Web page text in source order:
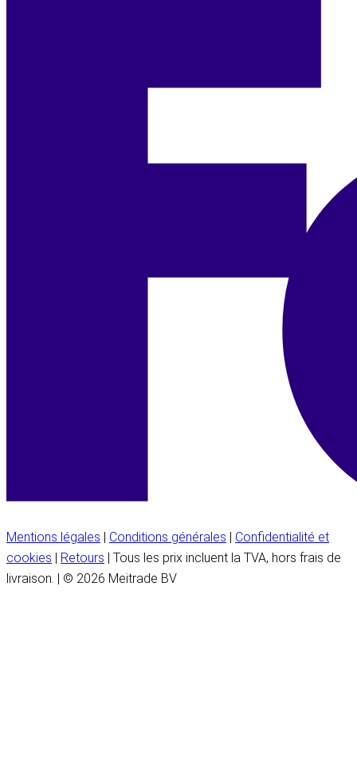
Mentions légales | Conditions générales | Confidentialité et
cookies | Retours | Tous les prix incluent la TVA, hors frais de
livraison. | © 2026 Meitrade BV